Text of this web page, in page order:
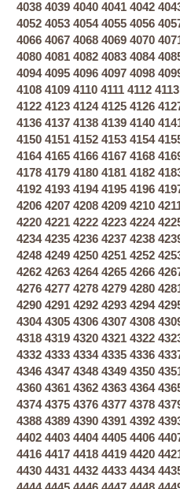
4038 4039 4040 4041 4042
4052 4053 4054 4055 4056
4066 4067 4068 4069 4070
4080 4081 4082 4083 4084
4094 4095 4096 4097 4098
4108 4109 4110 4111 4112 4113
4122 4123 4124 4125 4126
4136 4137 4138 4139 4140
4150 4151 4152 4153 4154
4164 4165 4166 4167 4168
4178 4179 4180 4181 4182
4192 4193 4194 4195 4196
4206 4207 4208 4209 4210
4220 4221 4222 4223 4224
4234 4235 4236 4237 4238
4248 4249 4250 4251 4252
4262 4263 4264 4265 4266
4276 4277 4278 4279 4280
4290 4291 4292 4293 4294
4304 4305 4306 4307 4308
4318 4319 4320 4321 4322
4332 4333 4334 4335 4336
4346 4347 4348 4349 4350
4360 4361 4362 4363 4364
4374 4375 4376 4377 4378
4388 4389 4390 4391 4392
4402 4403 4404 4405 4406
4416 4417 4418 4419 4420
4430 4431 4432 4433 4434